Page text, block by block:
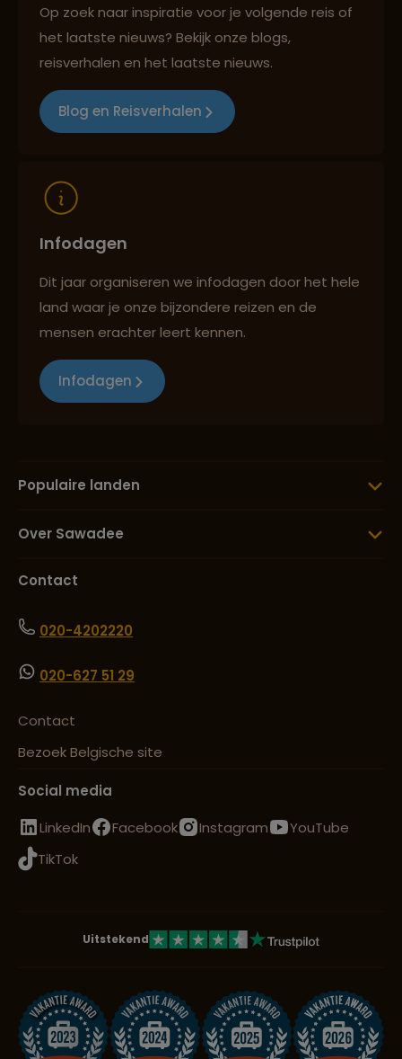
Reizen met oog voor mens, cultuur en milieu
Op zoek naar inspiratie voor je volgende reis of
het laatste nieuws? Bekijk onze blogs,
reisverhalen en het laatste nieuws.
Blog en Reisverhalen
Infodagen
Dit jaar organiseren we infodagen door het hele
land waar je onze bijzondere reizen en de
mensen erachter leert kennen.
Infodagen
Populaire landen
Over Sawadee
Contact
020-4202220
020-627 51 29
Contact
Bezoek Belgische site
Social media
LinkedIn
Facebook Instagram
YouTube
TikTok
Uitstekend